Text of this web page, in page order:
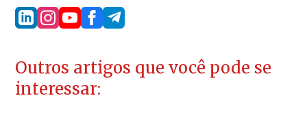
Outros artigos que você pode se
interessar: